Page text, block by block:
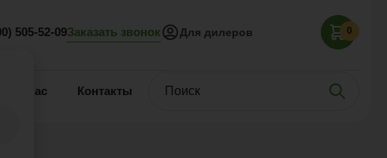
505-52-09Заказать звонок Для дилеров 0
О нас Контакты